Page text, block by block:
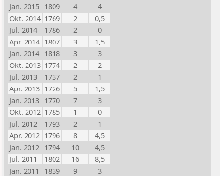
Jan. 2015 1809 4
4
Okt. 2014 1769 2
0,5
Jul. 2014
1786 2
0
Apr. 2014 1807 3
1,5
Jan. 2014 1818 3
3
Okt. 2013 1774 2
2
Jul. 2013
1737 2
1
Apr. 2013 1726 5
1,5
Jan. 2013 1770 7
3
Okt. 2012 1785 1
0
Jul. 2012
1793 2
1
Apr. 2012 1796 8
4,5
Jan. 2012 1794 10
4,5
Jul. 2011
1802 16
8,5
Jan. 2011
1839 9
3